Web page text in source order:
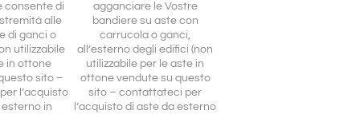
consente di
alle
di ganci o
utilizzabile
in ottone
sito –
l’acquisto
in
agganciare le Vostre
bandiere su aste con
carrucola o ganci,
all’esterno degli edifici (non
utilizzabile per le aste in
ottone vendute su questo
sito – contattateci per
l’acquisto di aste da esterno